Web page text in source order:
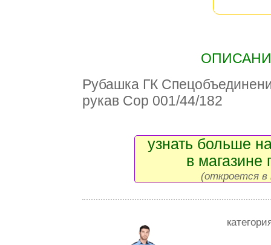
Рубашка ГК
рукав Сор 001/44/182
узнать больше
в магазине
(откроется в